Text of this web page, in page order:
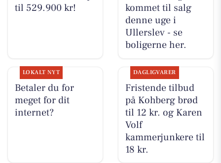
til 529.900 kr!
kommet til salg
denne uge i
Ullerslev - se
boligerne her.
LOKALT NYT
Betaler du for
meget for dit
internet?
DAGLIGVARER
Fristende tilbud
på Kohberg brød
til 12 kr. og Karen
Volf
kammerjunkere til
18 kr.